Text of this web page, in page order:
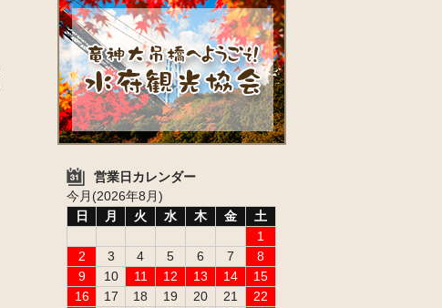
営業日カレンダー
今月(2026年8月)
日
月 火 水 木 金
土
1
2
3 4 5 6 7
8
9
10 11 12 13 14
15
16
17 18 19 20 21
22